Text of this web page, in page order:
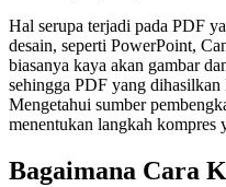
Hal serupa terjadi pada PDF
desain, seperti PowerPoint,
biasanya kaya akan gambar
sehingga PDF yang dihasilkan
Mengetahui sumber
menentukan langkah kompres
Bagaimana Cara